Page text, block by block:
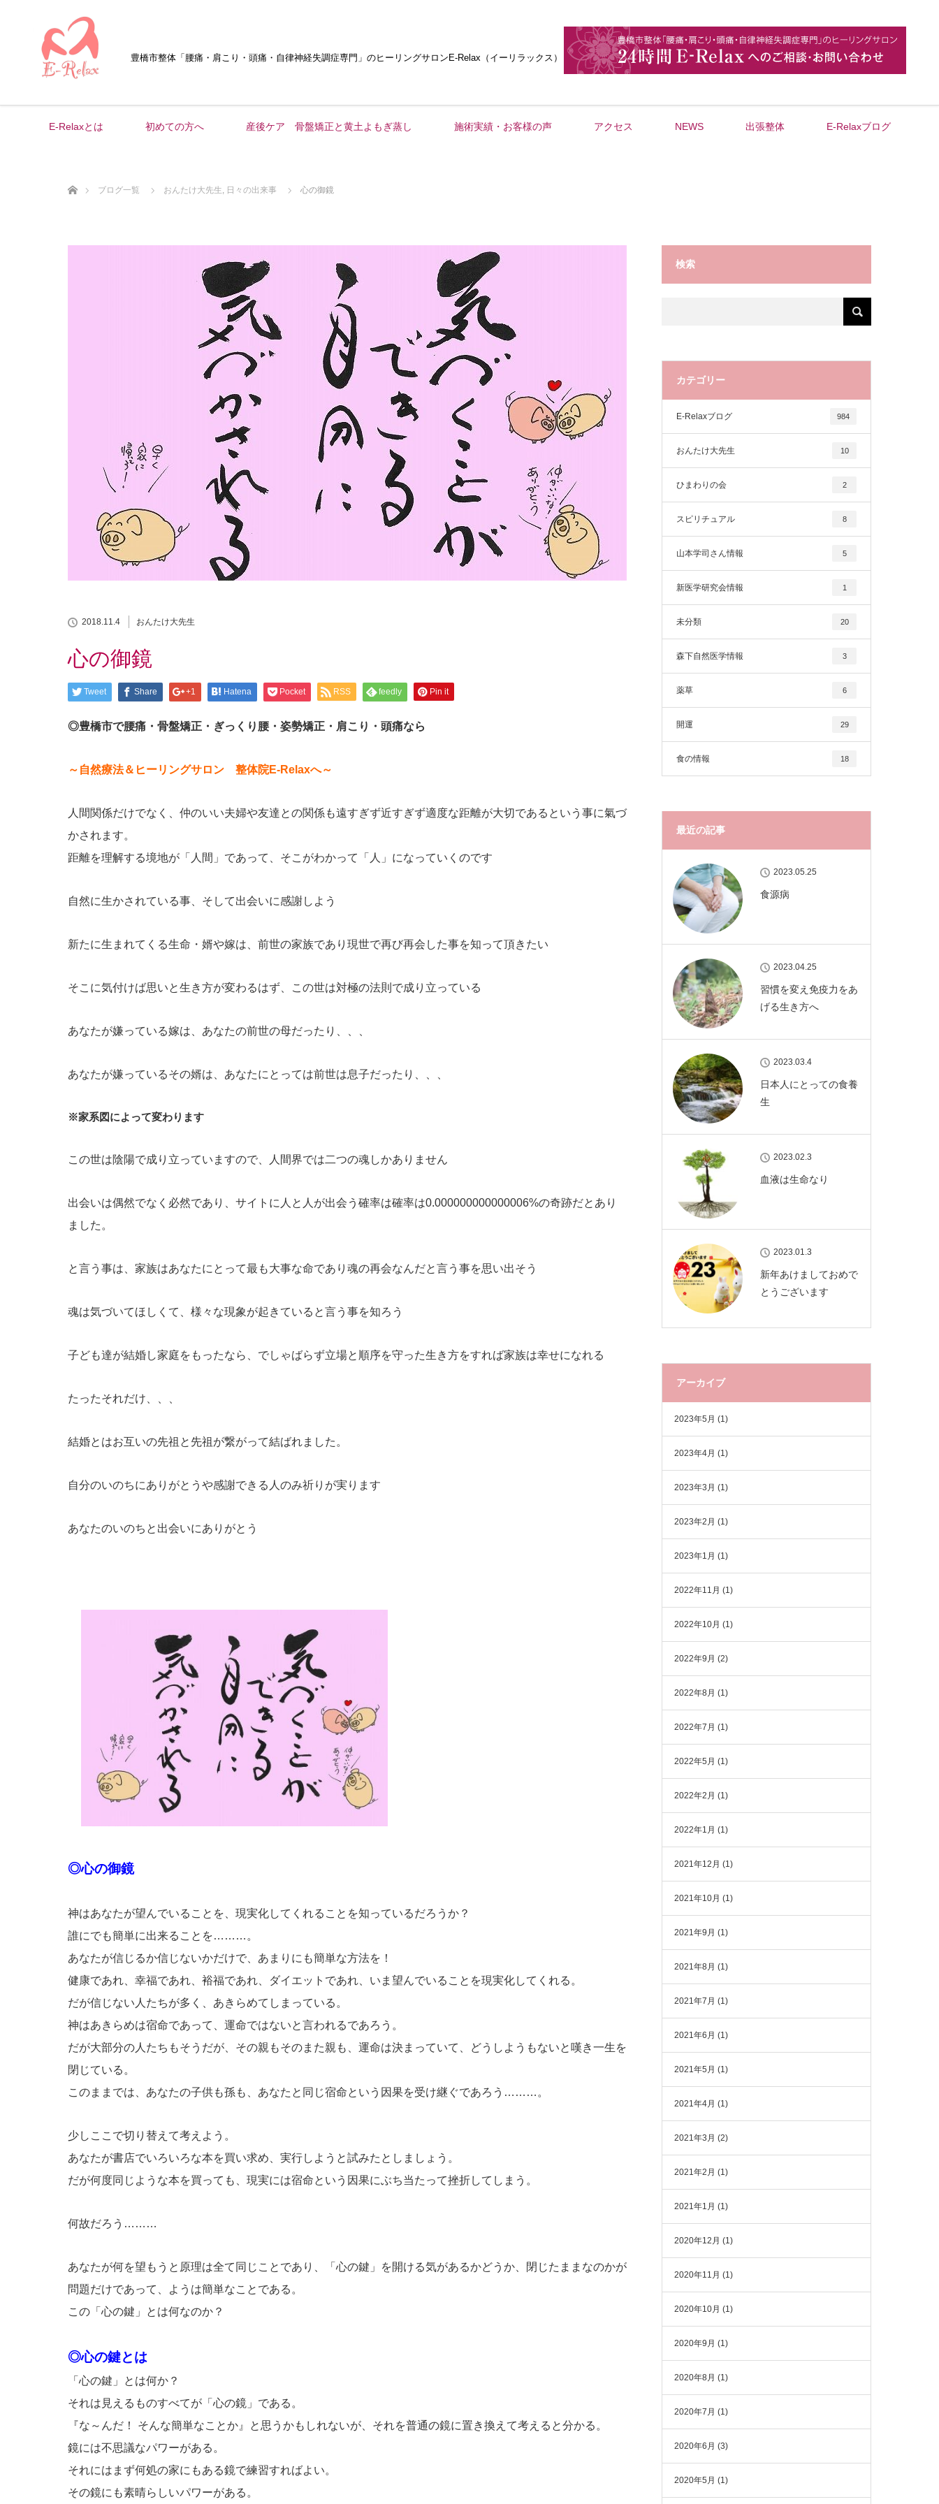
豊橋市整体 「腰痛・肩こり・頭痛・自律神経失調症専門」 のヒーリングサロンE-Relax（イーリラックス）
E-Relaxとは 初めての方へ 産後ケア 骨盤矯正と黄土よもぎ蒸し 施術実績・お客様の声 アクセス NEWS 出張整体 E-Relaxブログ
ブログ一覧
おんたけ大先生, 日々の出来事 心の御鏡
2018.11.4 おんたけ大先生
心の御鏡
Tweet Share +1 Hatena Pocket RSS feedly Pin it
◎豊橋市で腰痛・骨盤矯正・ぎっくり腰・姿勢矯正・肩こり・頭痛なら
～自然療法＆ヒーリングサロン 整体院E-Relaxへ～
人間関係だけでなく、仲のいい夫婦や友達との関係も遠すぎず近すぎず適度な距離が大切であるという事に氣づ
かされます。
距離を理解する境地が「人間」であって、そこがわかって「人」になっていくのです
自然に生かされている事、そして出会いに感謝しよう
新たに生まれてくる生命・婿や嫁は、前世の家族であり現世で再び再会した事を知って頂きたい
そこに気付けば思いと生き方が変わるはず、 この世は対極の法則で成り立っている
あなたが嫌っている嫁は、あなたの前世の母だったり、、、
あなたが嫌っているその婿は、あなたにとっては前世は息子だったり、、、
※家系図によって変わります
この世は陰陽で成り立っていますので、人間界では二つの魂しかありません
出会いは偶然でなく必然であり、サイトに人と人が出会う確率は確率は0.000000000000006%の奇跡だとあり
ました。
と言う事は、家族はあなたにとって最も大事な命であり魂の再会なんだと言う事を思い出そう
魂は気づいてほしくて、様々な現象が起きていると言う事を知ろう
子ども達が結婚し家庭をもったなら、でしゃばらず立場と順序を守った生き方をすれば家族は幸せになれる
たったそれだけ、、、
結婚とはお互いの先祖と先祖が繋がって結ばれました。
自分のいのちにありがとうや感謝できる人のみ祈りが実ります
あなたのいのちと出会いにありがとう
◎心の御鏡
神はあなたが望んでいることを、現実化してくれることを知っているだろうか？
誰にでも簡単に出来ることを………。
あなたが信じるか信じないかだけで、あまりにも簡単な方法を！
健康であれ、幸福であれ、裕福であれ、ダイエットであれ、いま望んでいることを現実化してくれる。
だが信じない人たちが多く、あきらめてしまっている。
神はあきらめは宿命であって、運命ではないと言われるであろう。
だが大部分の人たちもそうだが、その親もそのまた親も、運命は決まっていて、どうしようもないと嘆き一生を
閉じている。
このままでは、あなたの子供も孫も、あなたと同じ宿命という因果を受け継ぐであろう………。
少しここで切り替えて考えよう。
あなたが書店でいろいろな本を買い求め、実行しようと試みたとしましょう。
だが何度同じような本を買っても、現実には宿命という因果にぶち当たって挫折してしまう。
何故だろう………
あなたが何を望もうと原理は全て同じことであり、「心の鍵」を開ける気があるかどうか、閉じたままなのかが
問題だけであって、ようは簡単なことである。
この「心の鍵」とは何なのか？
◎心の鍵とは
「心の鍵」とは何か？
それは見えるものすべてが「心の鏡」である。
『な～んだ！ そんな簡単なことか』と思うかもしれないが、それを普通の鏡に置き換えて考えると分かる。
鏡には不思議なパワーがある。
それにはまず何処の家にもある鏡で練習すればよい。
その鏡にも素晴らしいパワーがある。
検索
カテゴリー
E-Relaxブログ 984
おんたけ大先生 10
ひまわりの会 2
スピリチュアル 8
山本学司さん情報 5
新医学研究会情報 1
未分類 20
森下自然医学情報 3
薬草 6
開運 29
食の情報 18
最近の記事
2023.05.25
食源病
2023.04.25
習慣を変え免疫力をあ
げる生き方へ
2023.03.4
日本人にとっての食養
生
2023.02.3
血液は生命なり
2023.01.3
新年あけましておめで
とうございます
アーカイブ
2023年5月 (1)
2023年4月 (1)
2023年3月 (1)
2023年2月 (1)
2023年1月 (1)
2022年11月 (1)
2022年10月 (1)
2022年9月 (2)
2022年8月 (1)
2022年7月 (1)
2022年5月 (1)
2022年2月 (1)
2022年1月 (1)
2021年12月 (1)
2021年10月 (1)
2021年9月 (1)
2021年8月 (1)
2021年7月 (1)
2021年6月 (1)
2021年5月 (1)
2021年4月 (1)
2021年3月 (2)
2021年2月 (1)
2021年1月 (1)
2020年12月 (1)
2020年11月 (1)
2020年10月 (1)
2020年9月 (1)
2020年8月 (1)
2020年7月 (1)
2020年6月 (3)
2020年5月 (1)